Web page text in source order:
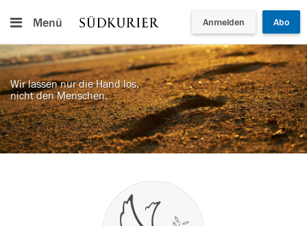
Menü Anmelden Abo
Wir lassen nur die Hand los,
nicht den Menschen.